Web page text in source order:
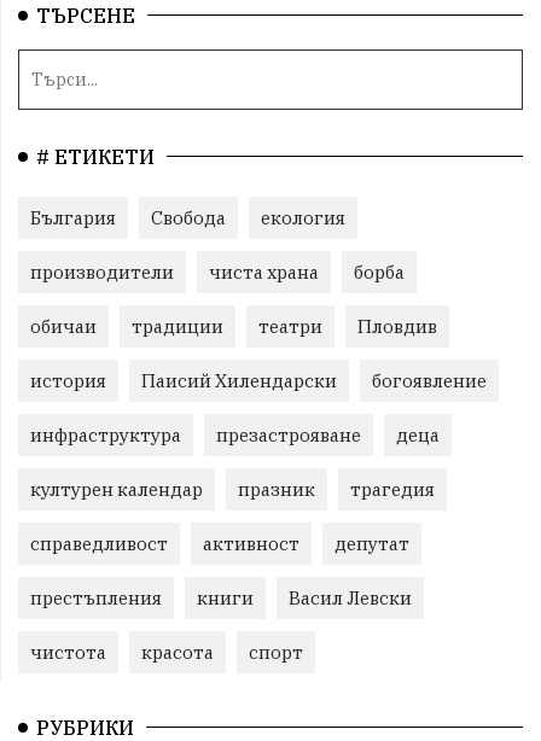
ТЪРСЕНЕ
# ЕТИКЕТИ
България Свобода екология
производители чиста храна борба
обичаи традиции театри Пловдив
история Паисий Хилендарски богоявление
инфраструктура презастрояване деца
културен календар празник трагедия
справедливост активност депутат
престъпления книги Васил Левски
чистота красота спорт
РУБРИКИ